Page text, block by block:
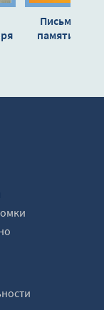
Письма моей
памяти -